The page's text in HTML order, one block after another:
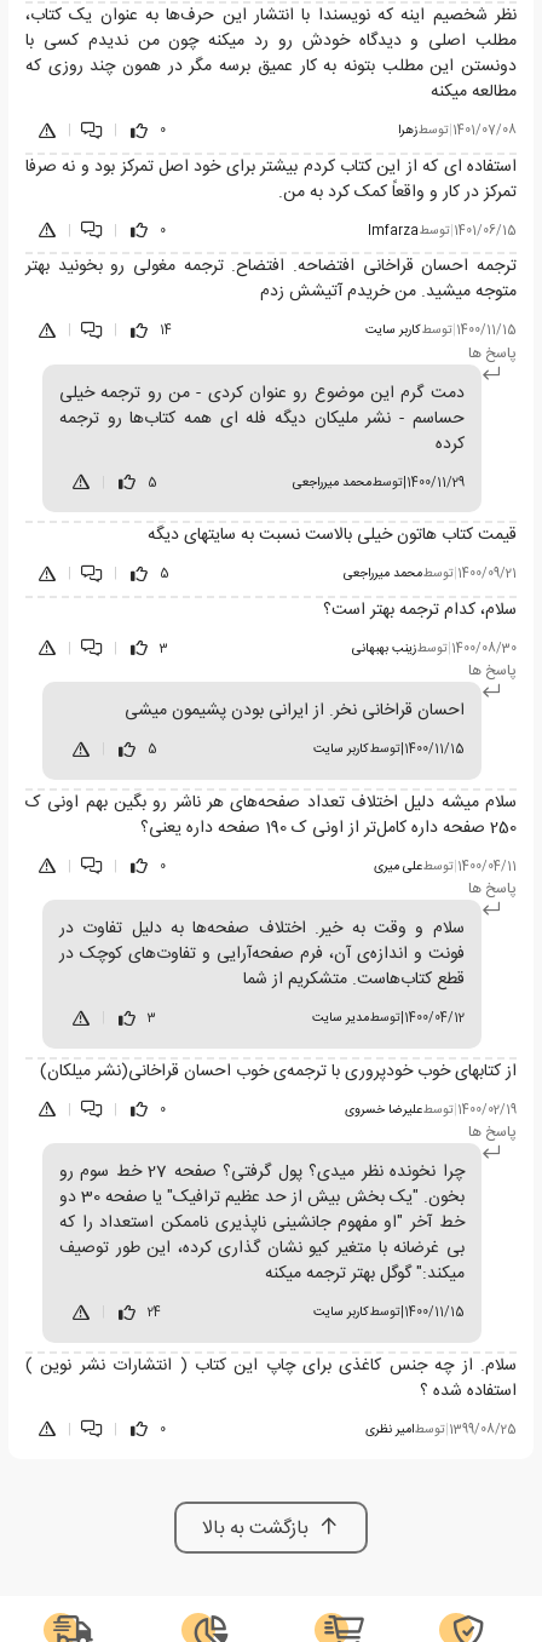
نظر شخصیم اینه که نویسندا با انتشار این حرف‌ها به عنوان یک کتاب،
مطلب اصلی و دیدگاه خودش رو رد میکنه چون من ندیدم کسی با
دونستن این مطلب بتونه به کار عمیق برسه مگر در همون چند روزی که
مطالعه میکنه
1401/07/08
|توسطزهرا 0
|
|
استفاده ای که از این کتاب کردم بیشتر برای خود اصل تمرکز بود و نه صرفا
تمرکز در کار و واقعاً کمک کرد به من.
1401/06/15
|توسطImfarza
0
|
|
ترجمه احسان قراخانی افتضاحه. افتضاح. ترجمه مغولی رو بخونید بهتر
متوجه میشید. من خریدم آتیشش زدم
1400/11/15
|توسطکاربر سایت 14
|
|
پاسخ ها
دمت گرم این موضوع رو عنوان کردی - من رو ترجمه خیلی
حساسم - نشر ملیکان دیگه فله ای همه کتاب‌ها رو ترجمه
کرده
1400/11/29
|توسطمحمد میرراجعی 5
قیمت کتاب هاتون خیلی بالاست نسبت به سایتهای دیگه
1400/09/21
|توسطمحمد میرراجعی 5
|
|
سلام، کدام ترجمه بهتر است؟
1400/08/30
|توسطزینب بهبهانی 3
|
|
پاسخ ها
احسان قراخانی نخر. از ایرانی بودن پشیمون میشی
1400/11/15
|توسطکاربر سایت 5
سلام میشه دلیل اختلاف تعداد صفحه‌های هر ناشر رو بگین بهم اونی ک
250 صفحه داره کامل‌تر از اونی ک 190 صفحه داره یعنی؟
1400/04/11
|توسطعلی میری 0
|
|
پاسخ ها
سلام و وقت به خیر. اختلاف صفحه‌ها به دلیل تفاوت در
فونت و اندازه‌ی آن، فرم صفحه‌آرایی و تفاوت‌های کوچک در
قطع کتاب‌هاست. متشکریم از شما
1400/04/12
|توسطمدیر سایت 3
از کتابهای خوب خودپروری با ترجمه‌ی خوب احسان قراخانی(نشر میلکان)
1400/02/19
|توسطعلیرضا خسروی 0
|
|
پاسخ ها
چرا نخونده نظر میدی؟ پول گرفتی؟ صفحه 27 خط سوم رو
بخون. "یک بخش بیش از حد عظیم ترافیک" یا صفحه 30 دو
خط آخر "او مفهوم جانشینی ناپذیری ناممکن استعداد را که
بی غرضانه با متغیر کیو نشان گذاری کرده، این طور توصیف
میکند:" گوگل بهتر ترجمه میکنه
1400/11/15
|توسطکاربر سایت 24
سلام. از چه جنس کاغذی برای چاپ این کتاب ( انتشارات نشر نوین )
استفاده شده ؟
1399/08/25
|توسطامیر نظری 0
|
|
بازگشت به بالا